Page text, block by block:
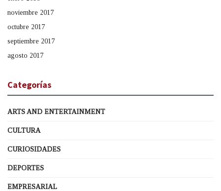
noviembre 2017
octubre 2017
septiembre 2017
agosto 2017
Categorías
ARTS AND ENTERTAINMENT
CULTURA
CURIOSIDADES
DEPORTES
EMPRESARIAL